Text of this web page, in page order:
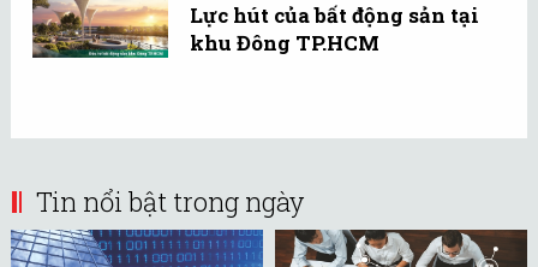
Lực hút của bất động sản tại
khu Đông TP.HCM
Tin nổi bật trong ngày